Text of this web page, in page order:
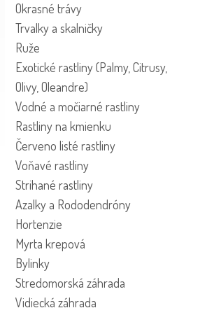
Okrasné trávy
Trvalky a skalničky
Ruže
Exotické rastliny (Palmy, Citrusy,
Olivy, Oleandre)
Vodné a močiarné rastliny
Rastliny na kmienku
Červeno listé rastliny
Voňavé rastliny
Strihané rastliny
Azalky a Rododendróny
Hortenzie
Myrta krepová
Bylinky
Stredomorská záhrada
Vidiecká záhrada